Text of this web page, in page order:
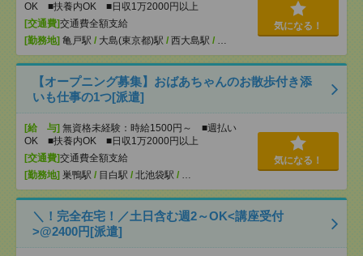
OK ■扶養内OK ■日収1万2000円以上
[交通費]交通費全額支給
[勤務地] 亀戸駅 / 大島(東京都)駅 / 西大島駅 / …
気になる！
【オープニング募集】おばあちゃんのお散歩付き添
いも仕事の1つ[派遣]
[給 与] 無資格未経験：時給1500円～ ■週払い
OK ■扶養内OK ■日収1万2000円以上
[交通費]交通費全額支給
[勤務地] 巣鴨駅 / 目白駅 / 北池袋駅 / …
気になる！
＼！完全在宅！／土日含む週2～OK<講座受付
>@2400円[派遣]